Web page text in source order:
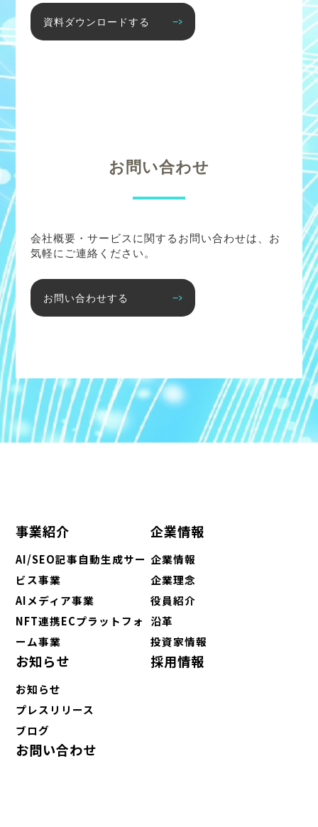
資料ダウンロードする
お問い合わせ
会社概要・サービスに関するお問い合わせは、お
気軽にご連絡ください。
お問い合わせする
事業紹介
AI/SEO記事自動生成サー
ビス事業
AIメディア事業
NFT連携ECプラットフォ
ーム事業
企業情報
企業情報
企業理念
役員紹介
沿革
投資家情報
お知らせ
お知らせ
プレスリリース
ブログ
採用情報
お問い合わせ